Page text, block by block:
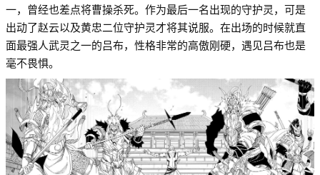
一，曾经也差点将曹操杀死。作为最后一名出现的守护灵，可是
出动了赵云以及黄忠二位守护灵才将其说服。在出场的时候就直
面最强人武灵之一的吕布，性格非常的高傲刚硬，遇见吕布也是
毫不畏惧。